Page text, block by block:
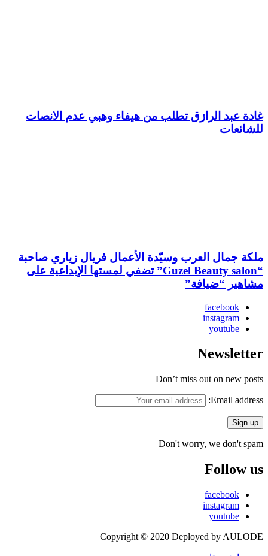
غادة عبد الرازق تطلب من هيفاء وهبي عدم الانصات
للشائعات
ملكة جمال العرب وسيّدة الأعمال فريال زياري صاحبة
“Guzel Beauty salon” تضفي لمستها الإبداعية على
مشاهير “ضيافة”
facebook
instagram
youtube
Newsletter
Don’t miss out on new posts
Email address:
Don't worry, we don't spam
Follow us
facebook
instagram
youtube
Copyright © 2020 Deployed by AULODE